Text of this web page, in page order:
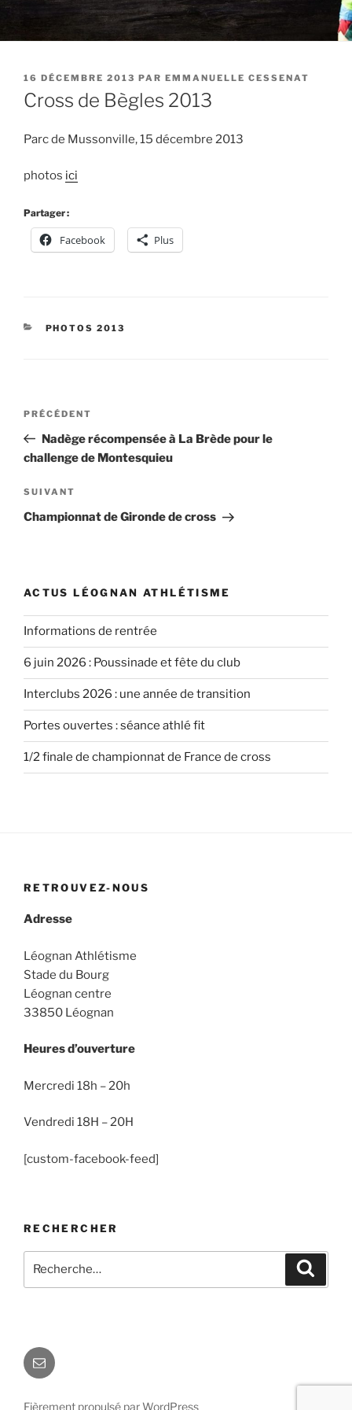
PUBLIÉ
LE
16 DÉCEMBRE 2013 PAR EMMANUELLE CESSENAT
Cross de Bègles 2013
Parc de Mussonville, 15 décembre 2013
photos ici
Partager :
Facebook Plus
CATÉGORIES
PHOTOS 2013
Navigation
l’article
Article
précédent
PRÉCÉDENT
Nadège récompensée à La Brède pour le
challenge de Montesquieu
Article
suivant
SUIVANT
Championnat de Gironde de cross
ACTUS LÉOGNAN ATHLÉTISME
Informations de rentrée
6 juin 2026 : Poussinade et fête du club
Interclubs 2026 : une année de transition
Portes ouvertes : séance athlé fit
1/2 finale de championnat de France de cross
RETROUVEZ-NOUS
Adresse
Léognan Athlétisme
Stade du Bourg
Léognan centre
33850 Léognan
Heures d’ouverture
Mercredi 18h – 20h
Vendredi 18H – 20H
[custom-facebook-feed]
RECHERCHER
pour
E-
mail
Fièrement propulsé par WordPress